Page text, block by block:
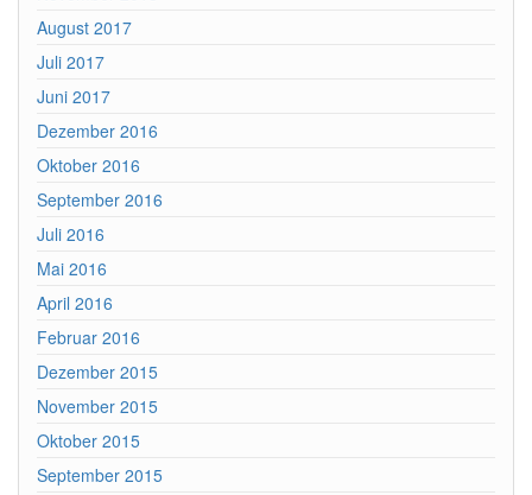
August 2017
Juli 2017
Juni 2017
Dezember 2016
Oktober 2016
September 2016
Juli 2016
Mai 2016
April 2016
Februar 2016
Dezember 2015
November 2015
Oktober 2015
September 2015